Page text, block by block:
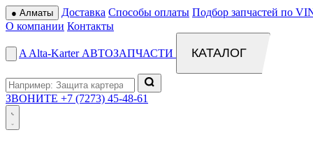
● Алматы Доставка Способы оплаты Подбор запчастей по
О компании Контакты
A Alta-Karter АВТОЗАПЧАСТИ КАТАЛОГ
ЗВОНИТЕ +7 (7273) 45-48-61